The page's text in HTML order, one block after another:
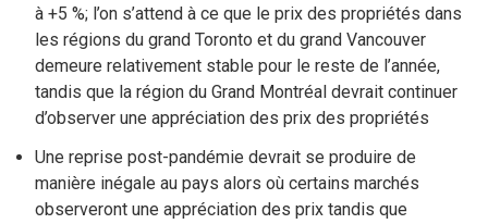
à +5 %; l’on s’attend à ce que le prix des propriétés dans
les régions du grand Toronto et du grand Vancouver
demeure relativement stable pour le reste de l’année,
tandis que la région du Grand Montréal devrait continuer
d’observer une appréciation des prix des propriétés
Une reprise post-pandémie devrait se produire de
manière inégale au pays alors où certains marchés
observeront une appréciation des prix tandis que